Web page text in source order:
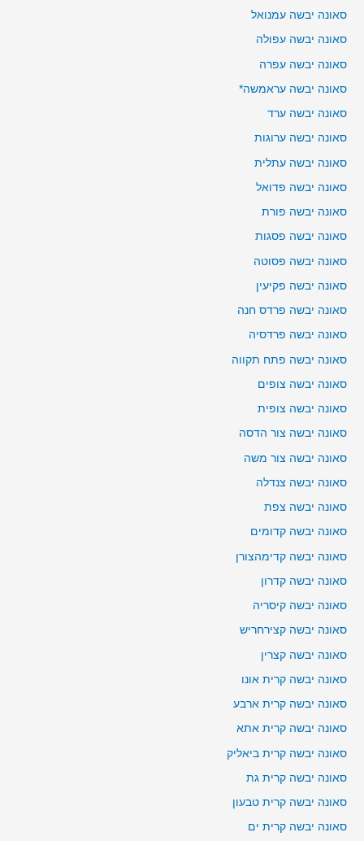
סאונה יבשה עמנואל
סאונה יבשה עפולה
סאונה יבשה עפרה
סאונה יבשה עראמשה*
סאונה יבשה ערד
סאונה יבשה ערוגות
סאונה יבשה עתלית
סאונה יבשה פדואל
סאונה יבשה פורת
סאונה יבשה פסגות
סאונה יבשה פסוטה
סאונה יבשה פקיעין
סאונה יבשה פרדס חנה
סאונה יבשה פרדסיה
סאונה יבשה פתח תקווה
סאונה יבשה צופים
סאונה יבשה צופית
סאונה יבשה צור הדסה
סאונה יבשה צור משה
סאונה יבשה צנדלה
סאונה יבשה צפת
סאונה יבשה קדומים
סאונה יבשה קדימהצורן
סאונה יבשה קדרון
סאונה יבשה קיסריה
סאונה יבשה קצירחריש
סאונה יבשה קצרין
סאונה יבשה קרית אונו
סאונה יבשה קרית ארבע
סאונה יבשה קרית אתא
סאונה יבשה קרית ביאליק
סאונה יבשה קרית גת
סאונה יבשה קרית טבעון
סאונה יבשה קרית ים